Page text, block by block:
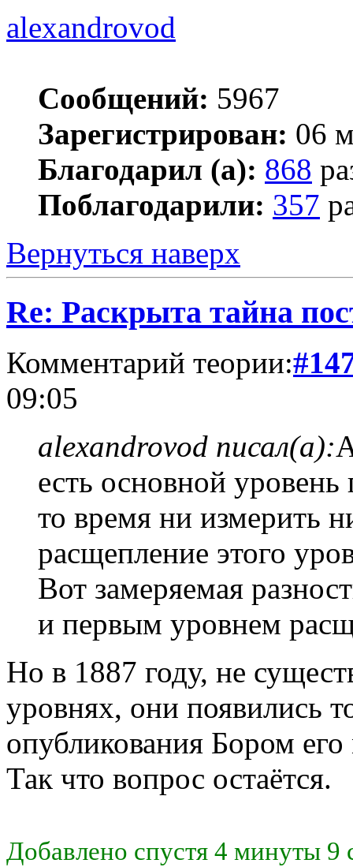
alexandrovod
Сообщений: 5967
Зарегистрирован: 06
Благодарил (а): 868
Поблагодарили: 357
Вернуться наверх
Re: Раскрыта тайна
Комментарий теории:
09:05
alexandrovod писал(а):
есть основной
то время ни измерить
расщепление этого
Вот замеряемая
и первым уровнем
Но в 1887 году, не
уровнях, они появились
опубликования Бором
Так что вопрос остаётся.
Добавлено спустя 4 минуты 9